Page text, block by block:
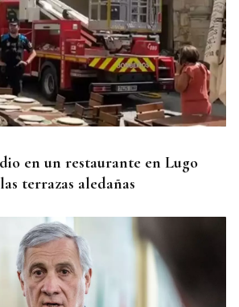
en un restaurante en Lugo
terrazas aledañas